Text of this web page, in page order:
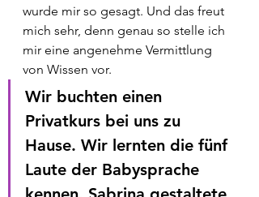
wurde mir so gesagt. Und das freut
mich sehr, denn genau so stelle ich
mir eine angenehme Vermittlung
von Wissen vor.
Wir buchten einen
Privatkurs bei uns zu
Hause. Wir lernten die fünf
Laute der Babysprache